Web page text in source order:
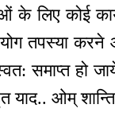
के लिए कोई
योग तपस्या
समाप्त हो
याद.. ओम्